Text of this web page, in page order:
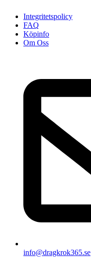
Integritetspolicy
FAQ
Köpinfo
Om Oss
info@dragkrok365.se